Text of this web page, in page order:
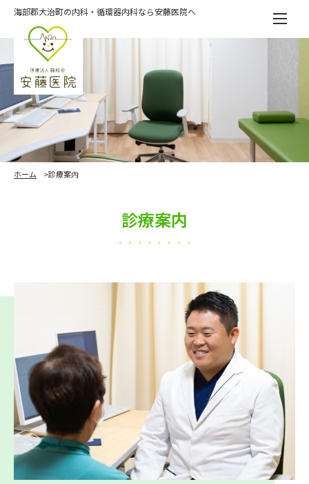
Skip
content
海部郡大治町の内科・循環器内科なら安藤医院へ
ホーム 診療案内
診療案内